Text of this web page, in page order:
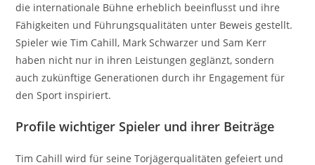
die internationale Bühne erheblich beeinflusst und ihre
Fähigkeiten und Führungsqualitäten unter Beweis gestellt.
Spieler wie Tim Cahill, Mark Schwarzer und Sam Kerr
haben nicht nur in ihren Leistungen geglänzt, sondern
auch zukünftige Generationen durch ihr Engagement für
den Sport inspiriert.
Profile wichtiger Spieler und ihrer Beiträge
Tim Cahill wird für seine Torjägerqualitäten gefeiert und